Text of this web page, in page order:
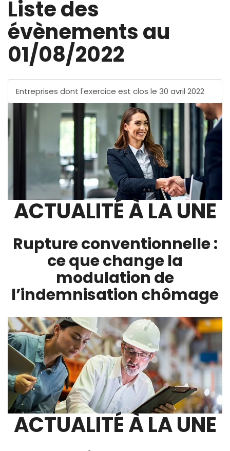
Liste des
évènements au
01/08/2022
Entreprises dont l'exercice est clos le 30 avril 2022
ACTUALITÉ À LA UNE
Rupture conventionnelle :
ce que change la
modulation de
l’indemnisation chômage
ACTUALITÉ À LA UNE